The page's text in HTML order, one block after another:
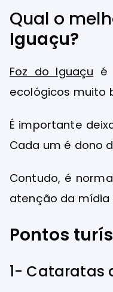
Qual o
Iguaçu?
Foz do Iguaçu é
ecológicos muito
É importante
Cada um é dono
Contudo, é
atenção da mídia
Pontos
1- Cataratas